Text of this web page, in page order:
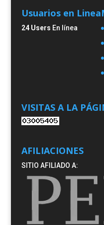
Usuarios en Linea
24 Users En línea
VISITAS A LA
AFILIACIONES
SITIO AFILIADO A: